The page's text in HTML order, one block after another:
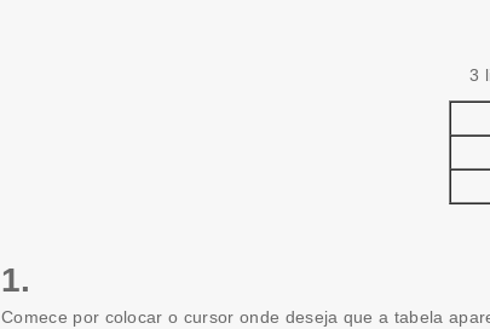
3
1.
Comece por colocar o cursor onde deseja que a tabela